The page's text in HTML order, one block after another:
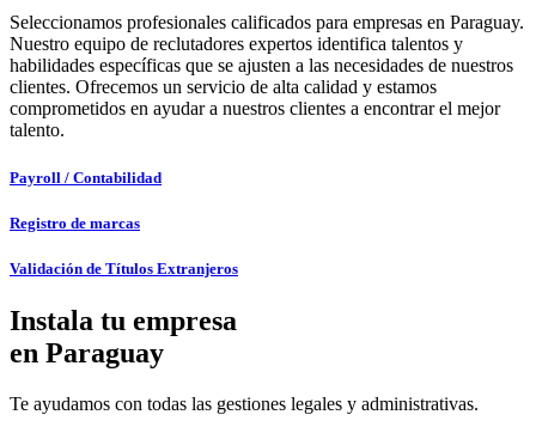
Seleccionamos profesionales calificados para empresas en Paraguay.
Nuestro equipo de reclutadores expertos identifica talentos y
habilidades específicas que se ajusten a las necesidades de nuestros
clientes. Ofrecemos un servicio de alta calidad y estamos
comprometidos en ayudar a nuestros clientes a encontrar el mejor
talento.
Payroll / Contabilidad
Registro de marcas
Validación de Títulos Extranjeros
Instala tu empresa
en Paraguay
Te ayudamos con todas las gestiones legales y administrativas.